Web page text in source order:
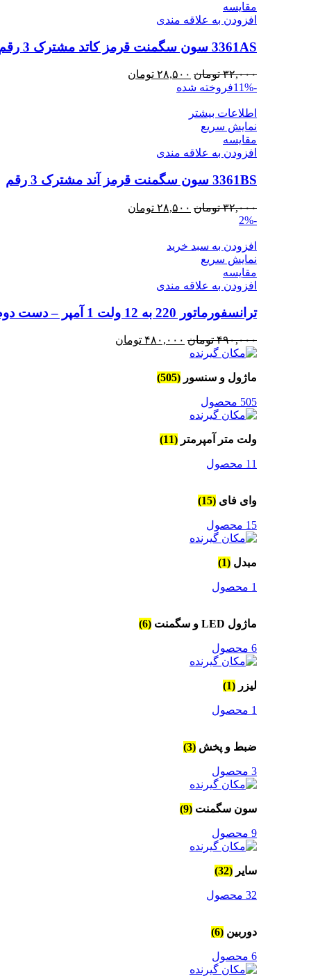
مقايسه
افزودن به علاقه مندی
3361AS سون سگمنت قرمز کاتد مشترک 3 رقم
۳۲,۰۰۰ تومان قیمت
اصلی
۲۸,۵۰۰ تومان
-11% فروخته شده
اطلاعات بیشتر
نمایش سریع
مقايسه
افزودن به علاقه مندی
3361BS سون سگمنت قرمز آند مشترک 3 رقم
۳۲,۰۰۰ تومان قیمت
بود.
۲۸,۵۰۰ تومان
-2%
افزودن به سبد خرید
نمایش سریع
مقايسه
افزودن به علاقه مندی
ترانسفورماتور 220 به 12 ولت 1 آمپر – دست دوم
۴۹۰,۰۰۰ تومان قیمت
بود.
۴۸۰,۰۰۰ تومان
ماژول و سنسور (505)
505 محصول
ولت متر آمپرمتر (11)
11 محصول
وای فای (15)
15 محصول
مبدل (1)
1 محصول
ماژول LED و سگمنت (6)
6 محصول
لیزر (1)
1 محصول
ضبط و پخش (3)
3 محصول
سون سگمنت (9)
9 محصول
سایر (32)
32 محصول
دوربین (6)
6 محصول